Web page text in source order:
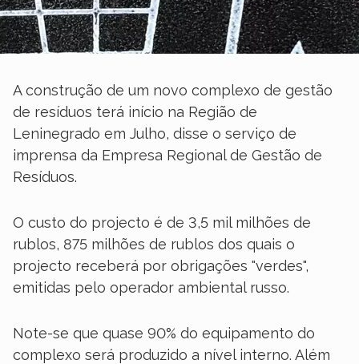
A construção de um novo complexo de gestão
de resíduos terá início na Região de
Leninegrado em Julho, disse o serviço de
imprensa da Empresa Regional de Gestão de
Resíduos.
O custo do projecto é de 3,5 mil milhões de
rublos, 875 milhões de rublos dos quais o
projecto receberá por obrigações "verdes",
emitidas pelo operador ambiental russo.
Note-se que quase 90% do equipamento do
complexo será produzido a nível interno. Além